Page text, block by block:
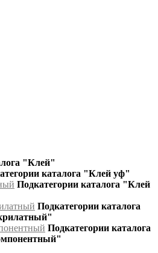
"Клей"
каталога "Клей уф"
Подкатегории каталога "Клей
Подкатегории каталога
Подкатегории каталога